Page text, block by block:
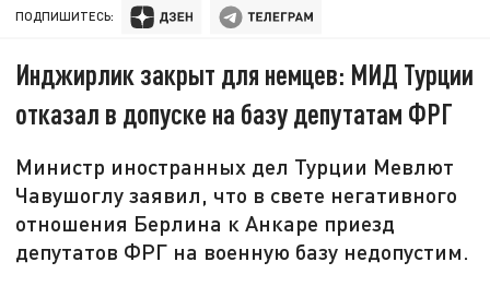
ПОДПИШИТЕСЬ:
Инджирлик закрыт для немцев: МИД Турции
отказал в допуске на базу депутатам ФРГ
Министр иностранных дел Турции Мевлют
Чавушоглу заявил, что в свете негативного
отношения Берлина к Анкаре приезд
депутатов ФРГ на военную базу недопустим.